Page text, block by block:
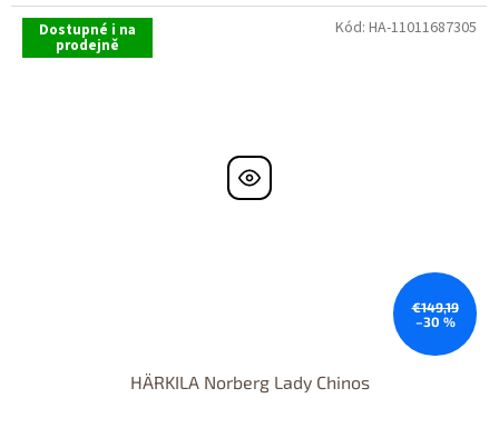
Dostupné i na
prodejně
€149,19
–30 %
HÄRKILA Norberg Lady Chinos
Kód: HA-11011687305